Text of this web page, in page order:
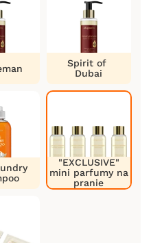
Spirit of
Dubai
"EXCLUSIVE"
mini parfumy na
pranie